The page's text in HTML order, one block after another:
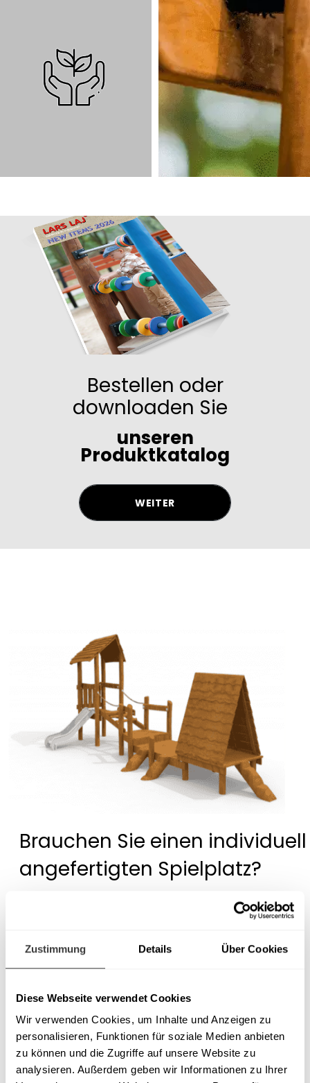
Zustimmung Details Über Cookies
Diese Webseite verwendet Cookies
Wir verwenden Cookies, um Inhalte und Anzeigen zu
personalisieren, Funktionen für soziale Medien anbieten
zu können und die Zugriffe auf unsere Website zu
analysieren. Außerdem geben wir Informationen zu Ihrer
Bestellen oder
downloaden Sie
unseren
Produktkatalog
WEITER
Brauchen Sie einen individuell
angefertigten Spielplatz?
Kontaktieren Sie uns!